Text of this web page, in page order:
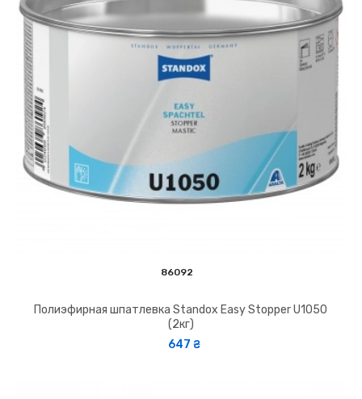
86092
Полиэфирная шпатлевка Standox Easy Stopper U1050
(2кг)
647 ₴